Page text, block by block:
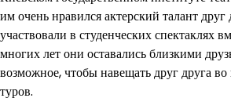
им очень нравился актерский талант друг
участвовали в студенческих спектаклях
многих лет они оставались близкими
возможное, чтобы навещать друг друга
туров.